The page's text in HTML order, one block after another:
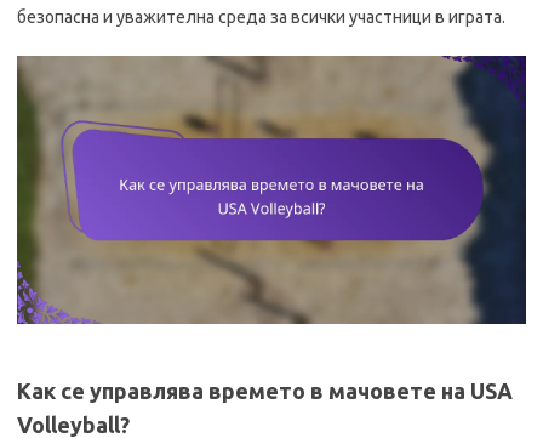
безопасна и уважителна среда за всички участници в играта.
Как се управлява времето в мачовете на USA
Volleyball?